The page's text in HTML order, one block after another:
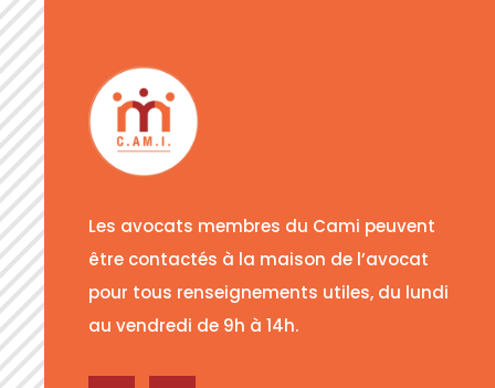
Les avocats membres du Cami peuvent
être contactés à la maison de l’avocat
pour tous renseignements utiles, du lundi
au vendredi de 9h à 14h.